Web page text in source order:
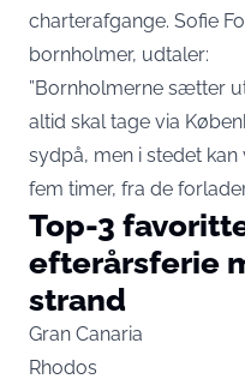
charterafgange. Sofie
bornholmer, udtaler:
”Bornholmerne sætter
altid skal tage via
sydpå, men i stedet
fem timer, fra de
Top-3
efterårsferie
strand
Gran Canaria
Rhodos